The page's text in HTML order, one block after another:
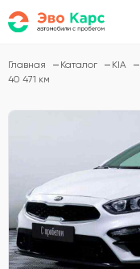
Главная Каталог KIA
40 471 км